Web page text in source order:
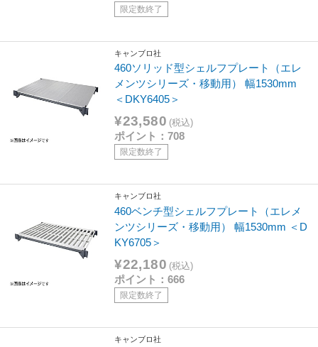
限定数終了
キャンブロ社
460ソリッド型シェルフプレート（エレ
メンツシリーズ・移動用） 幅1530mm
＜DKY6405＞
¥23,580 (税込)
ポイント：708
限定数終了
キャンブロ社
460ベンチ型シェルフプレート（エレメ
ンツシリーズ・移動用） 幅1530mm ＜D
KY6705＞
¥22,180 (税込)
ポイント：666
限定数終了
キャンブロ社